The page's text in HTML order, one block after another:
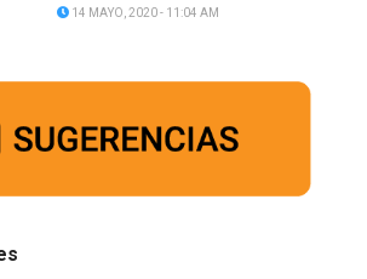
14 MAYO, 2020 - 11:04 AM